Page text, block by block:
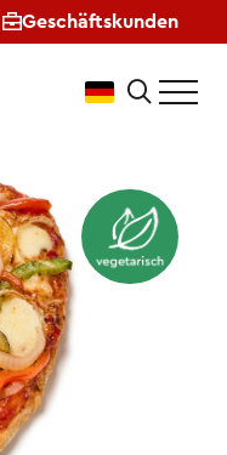
Geschäftskunden